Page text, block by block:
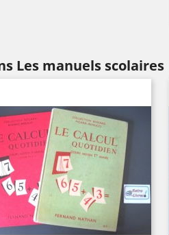
Les manuels scolaires